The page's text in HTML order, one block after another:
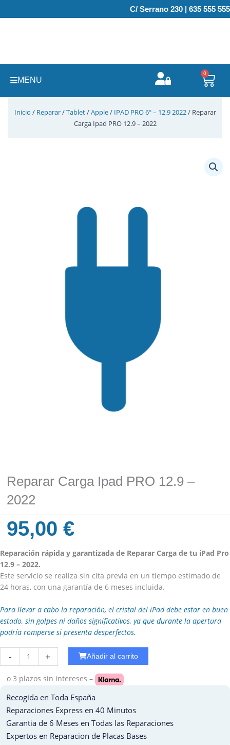
al
C/ Serrano 230 | 635 555 555
MENU
0
Inicio / Reparar/Tablet/Apple/ IPAD PRO 6º – 12.9 2022/ Reparar
Carga Ipad PRO 12.9 – 2022
Reparar Carga Ipad PRO 12.9 –
2022
95,00€
Reparación rápida y garantizada de Reparar Carga de tu iPad Pro
12.9 – 2022.
Este servicio se realiza sin cita previa en un tiempo estimado de
24 horas, con una garantía de 6 meses incluida.
Para llevar a cabo la reparación, el cristal del iPad debe estar en buen
estado, sin golpes ni daños significativos, ya que durante la apertura
podría romperse si presenta desperfectos.
-
WiFi
Ipad
10.5
cantidad
+ Añadir al carrito
o 3 plazos sin intereses –
Recogida en Toda España
Reparaciones Express en 40 Minutos
Garantia de 6 Meses en Todas las Reparaciones
Expertos en Reparacion de Placas Bases